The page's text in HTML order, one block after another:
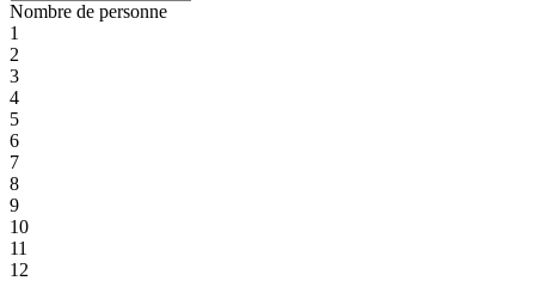
Nombre de personne
1
2
3
4
5
6
7
8
9
10
11
12